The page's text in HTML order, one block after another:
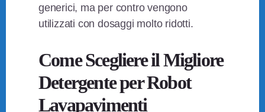
generici, ma per contro vengono
utilizzati con dosaggi molto ridotti.
Come Scegliere il Migliore
Detergente per Robot
Lavapavimenti